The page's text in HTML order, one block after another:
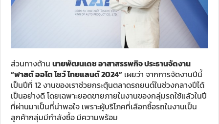
ส่วนทางด้านนายพัฒนเดช อาสาสรรพกิจ ประธานจัดงาน
“ฟาสต์ ออโต โชว์ ไทยแลนด์ 2024” เผยว่า จากการจัดงานปีนี้
เป็นปีที่ 12 งานของเราช่วยกระตุ้นตลาดรถยนต์ในช่วงกลางปีได้
เป็นอย่างดี โดยเฉพาะยอดขายภายในงานของกลุ่มรถใช้แล้วในปี
ที่ผ่านมาเป็นที่น่าพอใจ เพราะผู้บริโภคที่เลือกซื้อรถในงานเป็น
ลูกค้ากลุ่มมีกำลังซื้อ มีความพร้อม